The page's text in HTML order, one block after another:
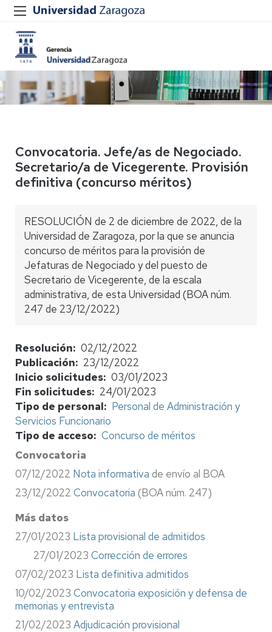
Convocatoria. Jefe/as de Negociado.
Secretario/a de Vicegerente. Provisión
definitiva (concurso méritos)
RESOLUCIÓN de 2 de diciembre de 2022, de la
Universidad de Zaragoza, por la que se anuncia
concurso de méritos para la provisión de
Jefaturas de Negociado y del puesto de
Secretario de Vicegerente, de la escala
administrativa, de esta Universidad (BOA núm.
247 de 23/12/2022)
Resolución
02/12/2022
Publicación
23/12/2022
Inicio solicitudes 03/01/2023
Fin solicitudes
24/01/2023
Tipo de personal
Personal de Administración y
Servicios Funcionario
Tipo de acceso
Concurso de méritos
Convocatoria
07/12/2022 Nota informativa de envío al BOA
23/12/2022 Convocatoria (BOA núm. 247)
Más datos
27/01/2023 Lista provisional de admitidos
27/01/2023 Corrección de errores
07/02/2023 Lista definitiva admitidos
10/02/2023 Convocatoria exposición y defensa de
memorias y entrevista
21/02/2023 Adjudicación provisional